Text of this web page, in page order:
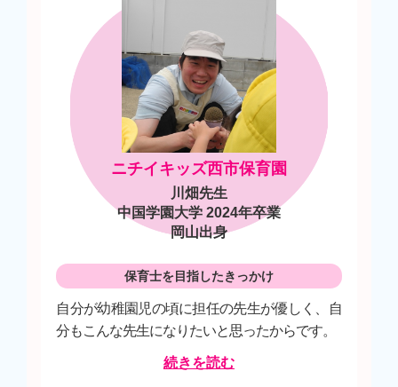
ニチイキッズ西市保育園
川畑先生
中国学園大学 2024年卒業
岡山出身
保育士を目指したきっかけ
自分が幼稚園児の頃に担任の先生が優しく、自
分もこんな先生になりたいと思ったからです。
続きを読む